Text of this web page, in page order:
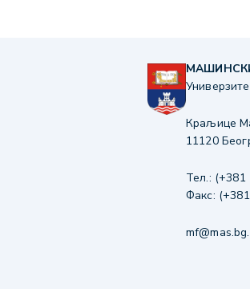
Краљице
11120
Тел.:
Факс: